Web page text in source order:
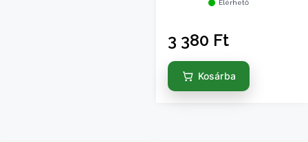
Elérhető
3 380 Ft
Kosárba